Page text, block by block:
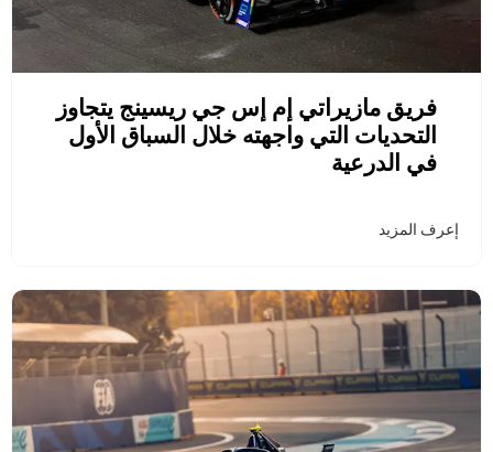
فريق مازيراتي إم إس جي ريسينج يتجاوز
التحديات التي واجهته خلال السباق الأول
في الدرعية
إعرف المزيد